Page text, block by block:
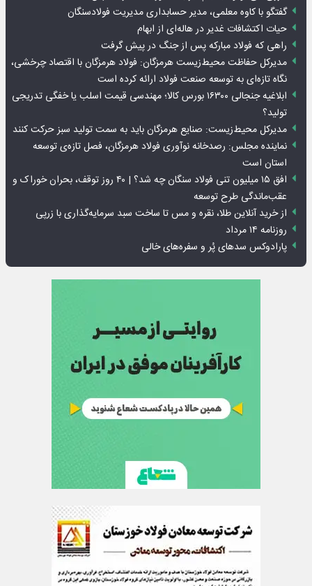
گفتگو با کاوه معلمی، مدیر حسابداری مدیریت فولادسنگان
حیات اکتشافات غدیر در هاله‌ای از ابهام
راهی که فولاد مبارکه پس از جنگ در پیش گرفت
مدیرکل حفاظت محیط‌زیست هرمزگان: فولاد هرمزگان با اقتصاد چرخشی،
نگاه تازه‌ای به توسعه صنعت فولاد ارائه کرده است
ابلاغیه جنجالی ۱۶۳۰۰ بورس کالا؛ مهندسی قیمت اسلب یا خفگی تدریجی
تولید؟
مدیرکل محیط‌زیست: صنایع هرمزگان باید به سمت تولید سبز حرکت کنند
نماینده مجلس: رصدخانه نوآوری فولاد هرمزگان، فصل تازه‌ی توسعه
استان است
افق ۱۵ میلیون تنی فولاد سنگان چه شد؟ | ۴۰ روز توقف، بحران خوراک و
عقب‌ماندگی طرح توسعه
از خرید آنلاین طلا، نقره و مس تا ساخت سبد سرمایه‌گذاری با زرپی
روزنامه ۱۴ مرداد
پارادوکس سدهای پُر و سفره‌های خالی